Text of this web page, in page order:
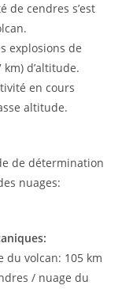
de cendres s’est
explosions de
d’altitude.
en cours
altitude.
de détermination
nuages:
du volcan: 105 km
/ nuage du